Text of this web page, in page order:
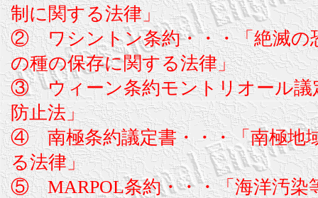
制に関する法律」
② ワシントン条約・・・「絶滅の
の種の保存に関する法律」
③ ウィーン条約モントリオール議
防止法」
④ 南極条約議定書・・・「南極地
る法律」
⑤ MARPOL条約・・・「海洋汚染